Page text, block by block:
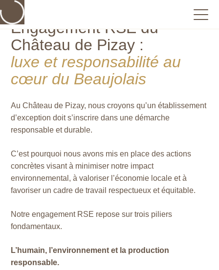
Engagement RSE du
Château de Pizay :
luxe et responsabilité au
cœur du Beaujolais
Au Château de Pizay, nous croyons qu’un établissement
d’exception doit s’inscrire dans une démarche
responsable et durable.
C’est pourquoi nous avons mis en place des actions
concrètes visant à minimiser notre impact
environnemental, à valoriser l’économie locale et à
favoriser un cadre de travail respectueux et équitable.
Notre engagement RSE repose sur trois piliers
fondamentaux.
L’humain, l’environnement et la production
responsable.